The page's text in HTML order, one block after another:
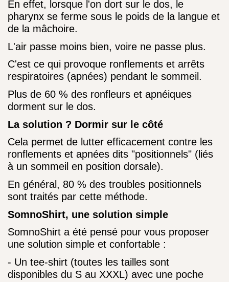
En effet, lorsque l'on dort sur le dos, le
pharynx se ferme sous le poids de la langue et
de la mâchoire.
L'air passe moins bien, voire ne passe plus.
C'est ce qui provoque ronflements et arrêts
respiratoires (apnées) pendant le sommeil.
Plus de 60 % des ronfleurs et apnéiques
dorment sur le dos.
La solution ? Dormir sur le côté
Cela permet de lutter efficacement contre les
ronflements et apnées dits "positionnels" (liés
à un sommeil en position dorsale).
En général, 80 % des troubles positionnels
sont traités par cette méthode.
SomnoShirt, une solution simple
SomnoShirt a été pensé pour vous proposer
une solution simple et confortable :
- Un tee-shirt (toutes les tailles sont
disponibles du S au XXXL) avec une poche